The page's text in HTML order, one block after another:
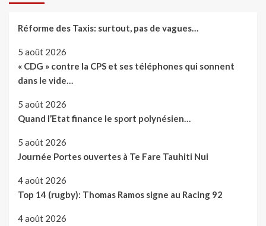
Réforme des Taxis: surtout, pas de vagues…
5 août 2026
« CDG » contre la CPS et ses téléphones qui sonnent
dans le vide…
5 août 2026
Quand l’Etat finance le sport polynésien…
5 août 2026
Journée Portes ouvertes à Te Fare Tauhiti Nui
4 août 2026
Top 14 (rugby): Thomas Ramos signe au Racing 92
4 août 2026